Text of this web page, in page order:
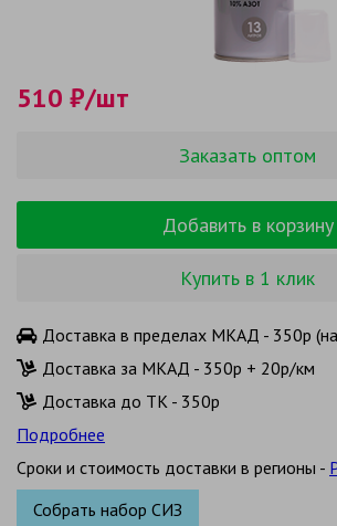
510 ₽/шт
Заказать оптом
Добавить в корзину
Купить в 1 клик
Доставка в пределах МКАД - 350р
Доставка за МКАД - 350р + 20р/км
Доставка до ТК - 350р
Подробнее
Сроки и стоимость доставки в регионы -
Собрать набор СИЗ